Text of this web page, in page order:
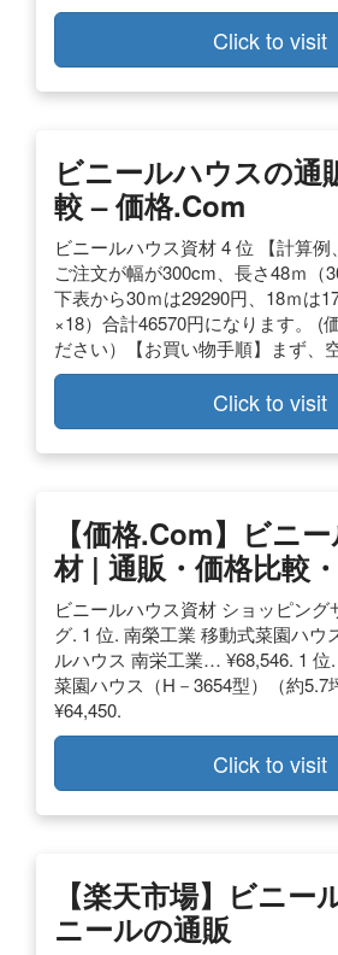
Click to visit
ビニールハウスの通
較 – 価格.com
ビニールハウス資材 4 位 【計算例
ご注文が幅が300cm、長さ48ｍ（
下表から30ｍは29290円、18ｍは
×18）合計46570円になります。 (
ださい）【お買い物手順】まず、
Click to visit
【価格.com】ビニ
材 | 通販・価格比較
ビニールハウス資材 ショッピング
グ. 1 位. 南榮工業 移動式菜園ハウ
ルハウス 南栄工業… ¥68,546. 1 位
菜園ハウス（H－3654型）（約
¥64,450.
Click to visit
【楽天市場】ビニー
ニールの通販